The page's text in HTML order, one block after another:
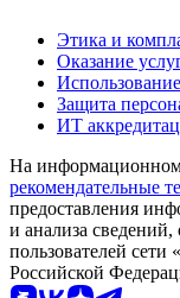
Этика и
Оказание
Защита
ИТ
На информационном
рекомендательные
предоставления
и анализа
пользователей
Российской